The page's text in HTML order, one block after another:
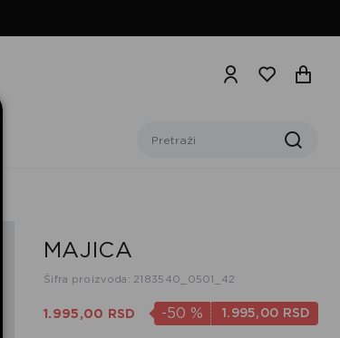
MAJICA
Šifra proizvoda: 2183540_0501_42
1.995,00 RSD -50 % 1.995,00 RSD